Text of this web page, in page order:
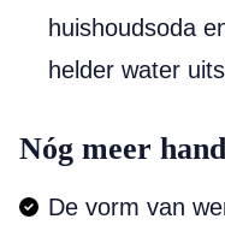
huishoudsoda
helder water
Nóg meer
De vorm van